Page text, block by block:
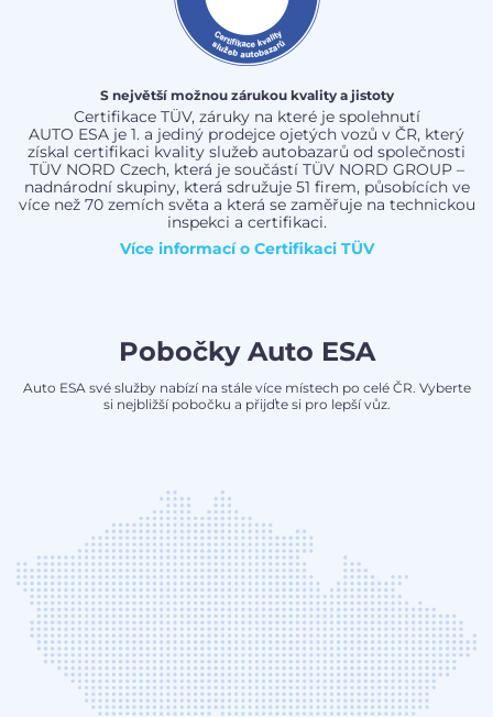
S největší možnou zárukou kvality a jistoty
Certifikace TÜV, záruky na které je spolehnutí
AUTO ESA je 1. a jediný prodejce ojetých vozů v ČR, který
získal certifikaci kvality služeb autobazarů od společnosti
TÜV NORD Czech, která je součástí TÜV NORD GROUP –
nadnárodní skupiny, která sdružuje 51 firem, působících ve
více než 70 zemích světa a která se zaměřuje na technickou
inspekci a certifikaci.
Více informací o Certifikaci TÜV
Pobočky Auto ESA
Auto ESA své služby nabízí na stále více místech po celé ČR. Vyberte
si nejbližší pobočku a přijďte si pro lepší vůz.